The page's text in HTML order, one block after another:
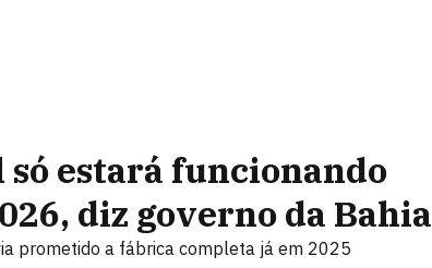
só estará funcionando
diz governo da Bahia
prometido a fábrica completa já em 2025